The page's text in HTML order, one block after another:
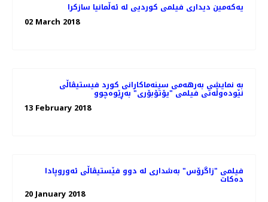
یەکەمین دیداری فیلمی کوردیی لە ئەڵمانیا سازکرا
02 March 2018
بە نمایشی بەرهەمی سینەماکارانی کورد فیستیڤاڵی
نێودەوڵەتی فیلمی "یۆتۆبۆری" بەڕێوەچوو
13 February 2018
فیلمی "زاگرۆس" بەشداری لە دوو فێستیڤاڵی ئەوروپادا
دەکات
20 January 2018